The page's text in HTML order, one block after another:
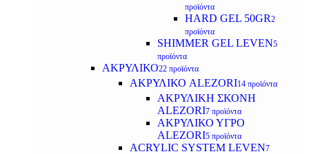
προϊόντα
HARD GEL 50GR2
προϊόντα
SHIMMER GEL LEVEN5
προϊόντα
ΑΚΡΥΛΙΚΟ22 προϊόντα
ΑΚΡΥΛΙΚΟ ALEZORI14 προϊόντα
ΑΚΡΥΛΙΚΗ ΣΚΟΝΗ
ALEZORI7 προϊόντα
ΑΚΡΥΛΙΚΟ ΥΓΡΟ
ALEZORI5 προϊόντα
ACRYLIC SYSTEM LEVEN7